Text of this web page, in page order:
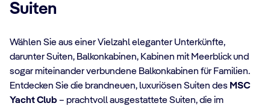
Suiten
Wählen Sie aus einer Vielzahl eleganter Unterkünfte,
darunter Suiten, Balkonkabinen, Kabinen mit Meerblick und
sogar miteinander verbundene Balkonkabinen für Familien.
Entdecken Sie die brandneuen, luxuriösen Suiten des MSC
Yacht Club – prachtvoll ausgestattete Suiten, die im
KABINENDATEN